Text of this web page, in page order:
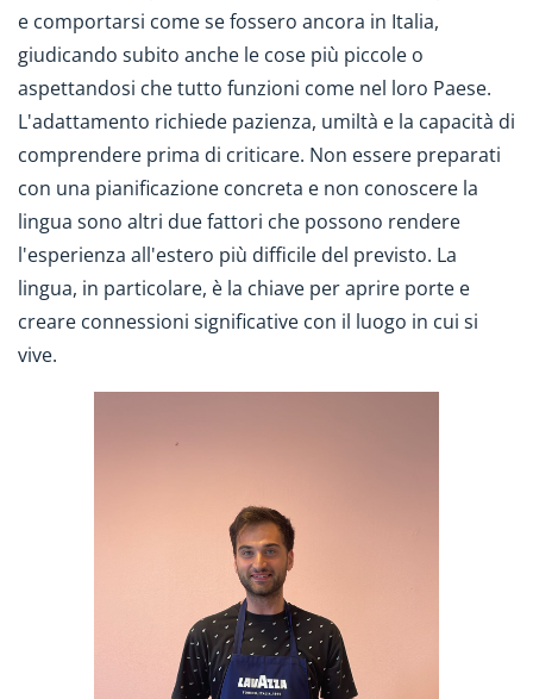
e comportarsi come se fossero ancora in Italia,
giudicando subito anche le cose più piccole o
aspettandosi che tutto funzioni come nel loro Paese.
L'adattamento richiede pazienza, umiltà e la capacità di
comprendere prima di criticare. Non essere preparati
con una pianificazione concreta e non conoscere la
lingua sono altri due fattori che possono rendere
l'esperienza all'estero più difficile del previsto. La
lingua, in particolare, è la chiave per aprire porte e
creare connessioni significative con il luogo in cui si
vive.